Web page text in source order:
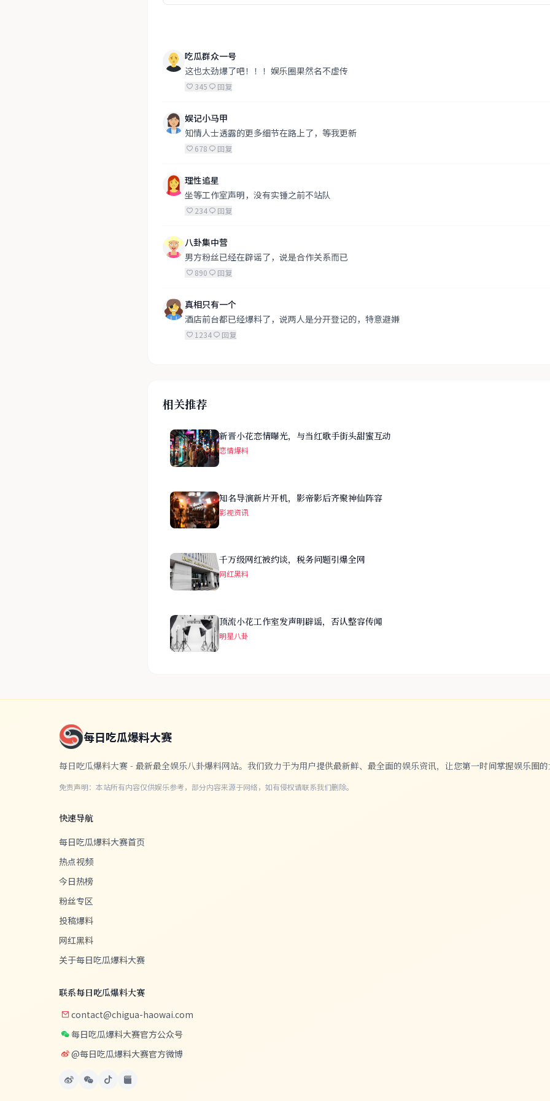
吃瓜群众一号
这也太劲爆了吧！！！娱乐圈果然名不虚传
345 回复
娱记小马甲
知情人士透露的更多细节在路上了，等我更新
678 回复
理性追星
坐等工作室声明，没有实锤之前不站队
234 回复
八卦集中营
男方粉丝已经在辟谣了，说是合作关系而已
890 回复
真相只有一个
酒店前台都已经爆料了，说两人是分开登记的，特意避嫌
1234 回复
相关推荐
新晋小花恋情曝光，与当红歌手街头甜蜜互动
恋情爆料
知名导演新片开机，影帝影后齐聚神仙阵容
影视资讯
千万级网红被约谈，税务问题引爆全网
网红黑料
顶流小花工作室发声明辟谣，否认整容传闻
明星八卦
每日吃瓜爆料大赛
每日吃瓜爆料大赛 - 最新最全娱乐八卦爆料网站。我们致力于为用户提供最新鲜、最全面的娱乐资讯，让您第一时间掌握娱乐圈的
免责声明：本站所有内容仅供娱乐参考，部分内容来源于网络，如有侵权请联系我们删除。
快速导航
每日吃瓜爆料大赛首页
热点视频
今日热榜
粉丝专区
投稿爆料
网红黑料
关于每日吃瓜爆料大赛
联系每日吃瓜爆料大赛
contact@chigua-haowai.com
每日吃瓜爆料大赛官方公众号
@每日吃瓜爆料大赛官方微博